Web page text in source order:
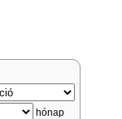
hónap